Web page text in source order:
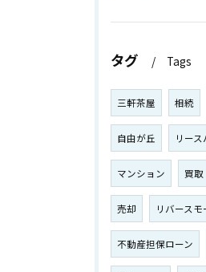
タグ Tags
三軒茶屋 相続
自由が丘 リー
マンション 買取
売却 リバース
不動産担保ローン